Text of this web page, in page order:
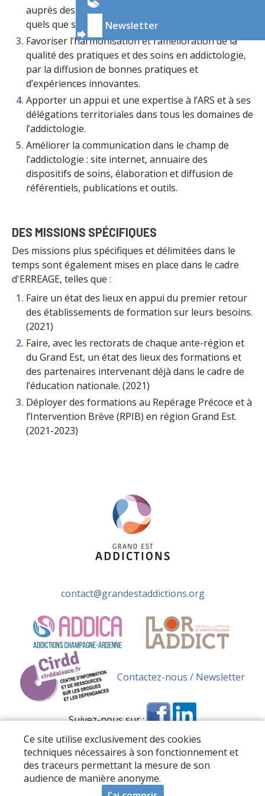
Newsletter
auprès des acteurs de la prévention et des soins,
quels que soient leurs modalités et lieux d’exercice.
Favoriser l’harmonisation et l’amélioration de la
qualité des pratiques et des soins en addictologie,
par la diffusion de bonnes pratiques et
d’expériences innovantes.
Apporter un appui et une expertise à l’ARS et à ses
délégations territoriales dans tous les domaines de
l’addictologie.
Améliorer la communication dans le champ de
l’addictologie : site internet, annuaire des
dispositifs de soins, élaboration et diffusion de
référentiels, publications et outils.
DES MISSIONS SPÉCIFIQUES
Des missions plus spécifiques et délimitées dans le
temps sont également mises en place dans le cadre
d'ERREAGE, telles que :
Faire un état des lieux en appui du premier retour
des établissements de formation sur leurs besoins.
(2021)
Faire, avec les rectorats de chaque ante-région et
du Grand Est, un état des lieux des formations et
des partenaires intervenant déjà dans le cadre de
l’éducation nationale. (2021)
Déployer des formations au Repérage Précoce et à
l’Intervention Brève (RPIB) en région Grand Est.
(2021-2023)
contact@grandestaddictions.org
Contactez-nous / Newsletter
Suivez-nous sur :
Tous droits réservés 2026 Grand Est Addictions –
Ce site utilise exclusivement des cookies
techniques nécessaires à son fonctionnement et
des traceurs permettant la mesure de son
audience de manière anonyme.